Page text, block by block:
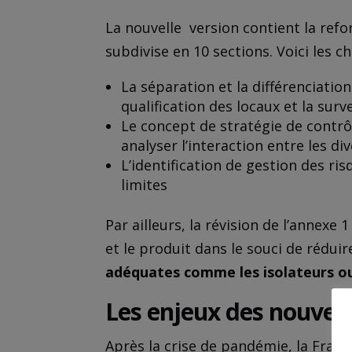
La nouvelle version contient la
subdivise en 10 sections. Voici les
La séparation et la
qualification des locaux et la
Le concept de stratégie de
analyser l’interaction entre les
L’identification de gestion des
limites
Par ailleurs, la révision de
et le produit dans le souci de
adéquates comme les isolateurs
Les enjeux des
Après la crise de pandémie, la